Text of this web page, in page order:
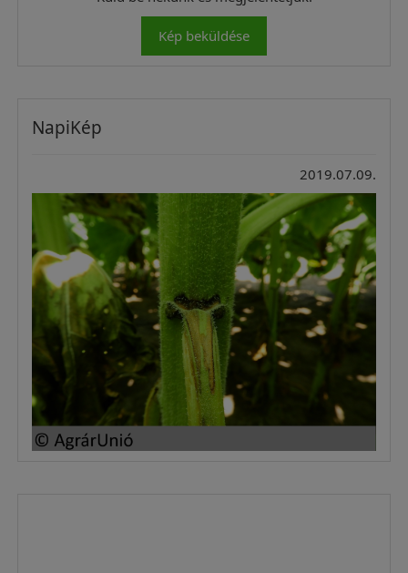
Kép beküldése
NapiKép
2019.07.09.